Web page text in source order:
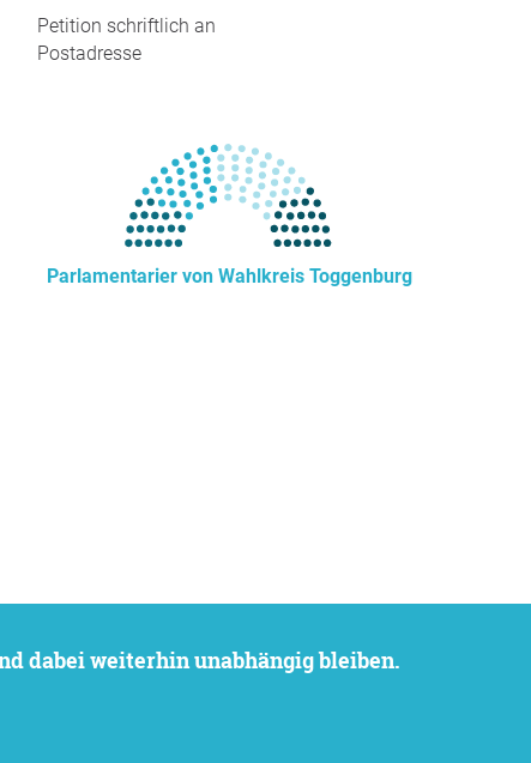
Petition schriftlich an
Postadresse
Parlamentarier von Wahlkreis Toggenburg
dabei weiterhin unabhängig bleiben.